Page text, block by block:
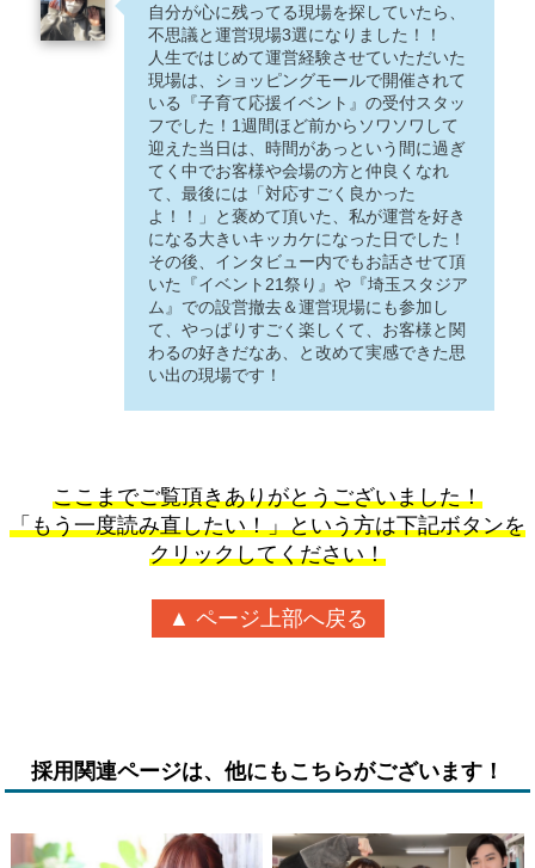
自分が心に残ってる現場を探していたら、
不思議と運営現場3選になりました！！
人生ではじめて運営経験させていただいた
現場は、ショッピングモールで開催されて
いる『子育て応援イベント』の受付スタッ
フでした！1週間ほど前からソワソワして
迎えた当日は、時間があっという間に過ぎ
てく中でお客様や会場の方と仲良くなれ
て、最後には「対応すごく良かった
よ！！」と褒めて頂いた、私が運営を好き
になる大きいキッカケになった日でした！
その後、インタビュー内でもお話させて頂
いた『イベント21祭り』や『埼玉スタジア
ム』での設営撤去＆運営現場にも参加し
て、やっぱりすごく楽しくて、お客様と関
わるの好きだなあ、と改めて実感できた思
い出の現場です！
ここまでご覧頂きありがとうございました！
「もう一度読み直したい！」という方は下記ボタンを
クリックしてください！
▲ ページ上部へ戻る
採用関連ページは、他にもこちらがございます！